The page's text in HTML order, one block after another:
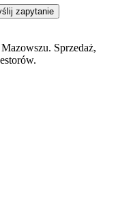
zapytanie
Sprzedaż,